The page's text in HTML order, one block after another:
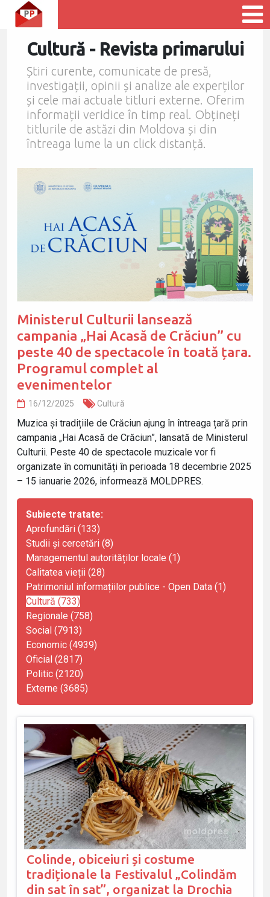
Cultură - Revista primarului
Știri curente, comunicate de presă,
investigații, opinii și analize ale experților
și cele mai actuale titluri externe. Oferim
informații veridice în timp real. Obțineți
titlurile de astăzi din Moldova și din
întreaga lume la un click distanță.
Ministerul Culturii lansează
campania „Hai Acasă de Crăciun” cu
peste 40 de spectacole în toată țara.
Programul complet al
evenimentelor
16/12/2025 Cultură
Muzica și tradițiile de Crăciun ajung în întreaga țară prin
campania „Hai Acasă de Crăciun”, lansată de Ministerul
Culturii. Peste 40 de spectacole muzicale vor fi
organizate în comunități în perioada 18 decembrie 2025
– 15 ianuarie 2026, informează MOLDPRES.
Subiecte tratate:
Aprofundări (133)
Studii și cercetări (8)
Managementul autorităților locale (1)
Calitatea vieții (28)
Patrimoniul informațiilor publice - Open Data (1)
Cultură (733)
Regionale (758)
Social (7913)
Economic (4939)
Oficial (2817)
Politic (2120)
Externe (3685)
Colinde, obiceiuri și costume
tradiționale la Festivalul „Colindăm
din sat în sat”, organizat la Drochia